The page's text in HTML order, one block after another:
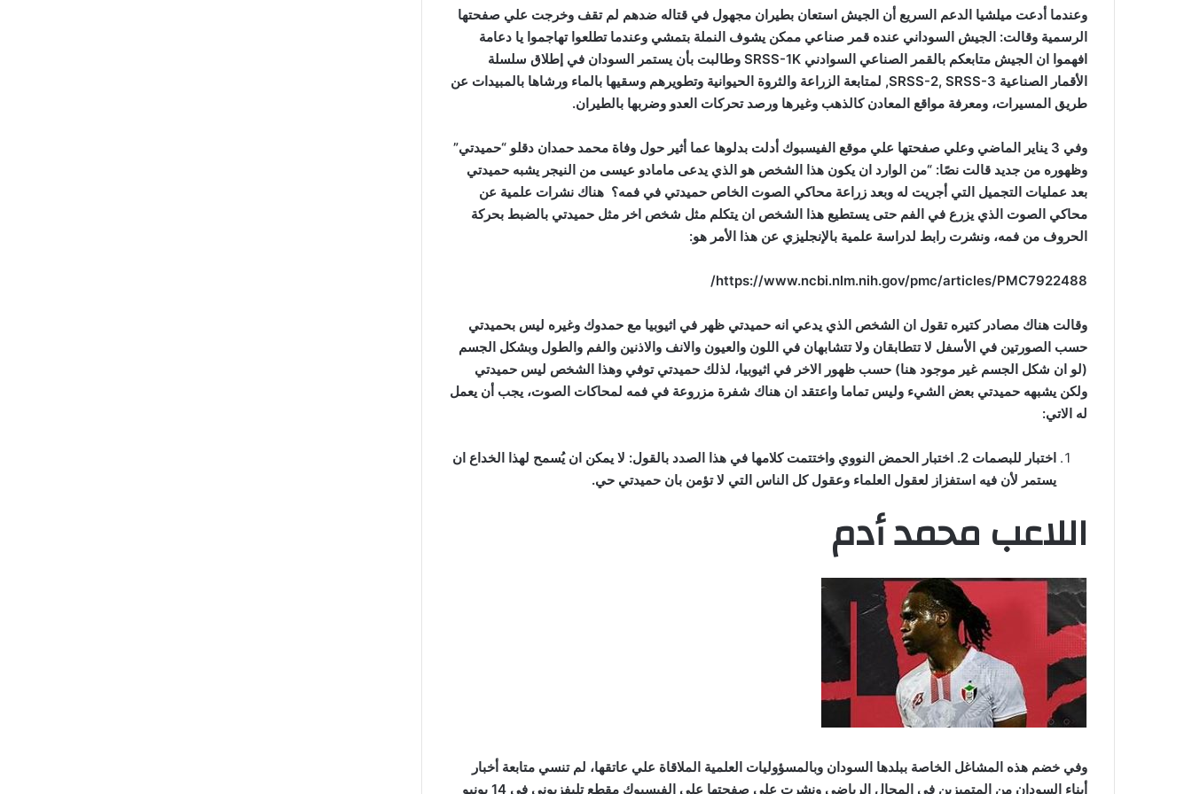
وعندما أدعت ميلشيا الدعم السريع أن الجيش استعان بطيران مجهول في قتاله ضدهم لم تقف وخرجت علي صفحتها
الرسمية وقالت: الجيش السوداني عنده قمر صناعي ممكن يشوف النملة بتمشي وعندما تطلعوا تهاجموا يا دعامة
افهموا ان الجيش متابعكم بالقمر الصناعي السوادني SRSS-1K وطالبت بأن يستمر السودان في إطلاق سلسلة
الأقمار الصناعية SRSS-2, SRSS-3, لمتابعة الزراعة والثروة الحيوانية وتطويرهم وسقيها بالماء ورشاها بالمبيدات عن
طريق المسيرات، ومعرفة مواقع المعادن كالذهب وغيرها ورصد تحركات العدو وضربها بالطيران.
وفي 3 يناير الماضي وعلي صفحتها علي موقع الفيسبوك أدلت بدلوها عما أثير حول وفاة محمد حمدان دقلو “حميدتي”
وظهوره من جديد قالت نصًا: “من الوارد ان يكون هذا الشخص هو الذي يدعى مامادو عيسى من النيجر يشبه حميدتي
بعد عمليات التجميل التي أجريت له وبعد زراعة محاكي الصوت الخاص حميدتي في فمه؟ هناك نشرات علمية عن
محاكي الصوت الذي يزرع في الفم حتى يستطيع هذا الشخص ان يتكلم مثل شخص اخر مثل حميدتي بالضبط بحركة
الحروف من فمه، ونشرت رابط لدراسة علمية بالإنجليزي عن هذا الأمر هو:
https://www.ncbi.nlm.nih.gov/pmc/articles/PMC7922488
/
وقالت هناك مصادر كتيره تقول ان الشخص الذي يدعي انه حميدتي ظهر في اثيوبيا مع حمدوك وغيره ليس بحميدتي
حسب الصورتين في الأسفل لا تتطابقان ولا تتشابهان في اللون والعيون والانف والاذنين والفم والطول وبشكل الجسم
(لو ان شكل الجسم غير موجود هنا) حسب ظهور الاخر في اثيوبيا، لذلك حميدتي توفي وهذا الشخص ليس حميدتي
ولكن يشبهه حميدتي بعض الشيء وليس تماما واعتقد ان هناك شفرة مزروعة في فمه لمحاكات الصوت، يجب أن يعمل
له الاتي:
اختبار للبصمات 2. اختبار الحمض النووي واختتمت كلامها في هذا الصدد بالقول: لا يمكن ان يُسمح لهذا الخداع ان
يستمر لأن فيه استفزاز لعقول العلماء وعقول كل الناس التي لا تؤمن بان حميدتي حي.
اللاعب محمد أدم
وفي خضم هذه المشاغل الخاصة ببلدها السودان وبالمسؤوليات العلمية الملاقاة علي عاتقها، لم تنسي متابعة أخبار
أبناء السودان من المتميزين في المجال الرياضي ونشرت علي صفحتها علي الفيسبوك مقطع تليفزيوني في 14 يونيو